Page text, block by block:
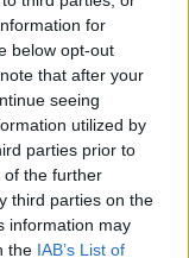
for
below opt-out
that after your
seeing
utilized by
parties prior to
of the further
third parties on the
information may
the IAB’s List of
di